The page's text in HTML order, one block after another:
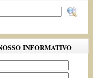
INFORMATIVO